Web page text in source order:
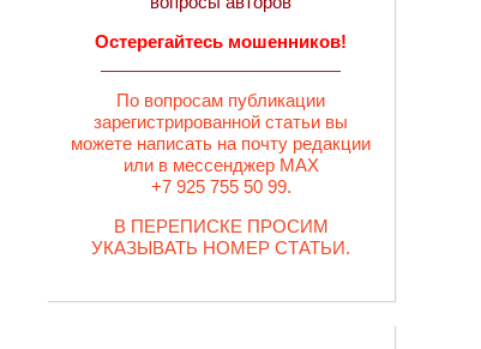
Остерегайтесь мошенников!
По вопросам публикации
зарегистрированной статьи вы
можете написать на почту редакции
или в мессенджер MAX
+7 925 755 50 99.
В ПЕРЕПИСКЕ ПРОСИМ
УКАЗЫВАТЬ НОМЕР СТАТЬИ.